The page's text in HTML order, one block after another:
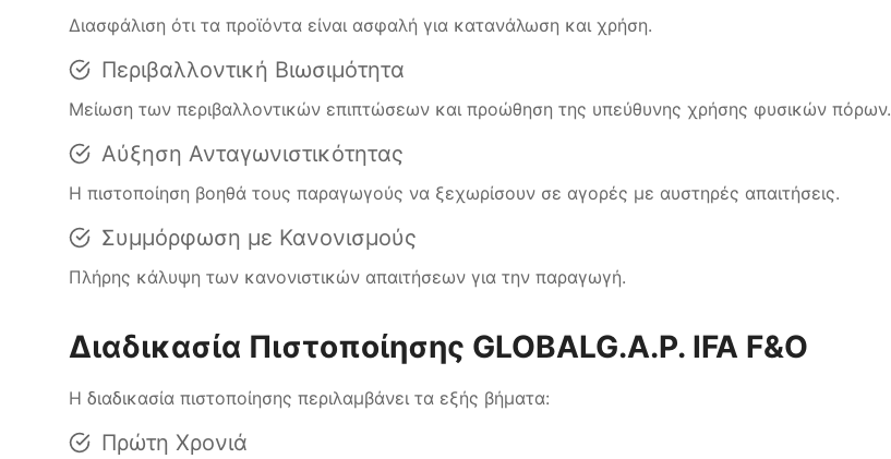
Διασφάλιση ότι τα προϊόντα είναι ασφαλή για κατανάλωση και χρήση.
Περιβαλλοντική Βιωσιμότητα
Μείωση των περιβαλλοντικών επιπτώσεων και προώθηση της υπεύθυνης χρήσης φυσικών πόρων.
Αύξηση Ανταγωνιστικότητας
Η πιστοποίηση βοηθά τους παραγωγούς να ξεχωρίσουν σε αγορές με αυστηρές απαιτήσεις.
Συμμόρφωση με Κανονισμούς
Πλήρης κάλυψη των κανονιστικών απαιτήσεων για την παραγωγή.
Διαδικασία Πιστοποίησης GLOBALG.A.P. IFA F&O
Η διαδικασία πιστοποίησης περιλαμβάνει τα εξής βήματα:
Πρώτη Χρονιά